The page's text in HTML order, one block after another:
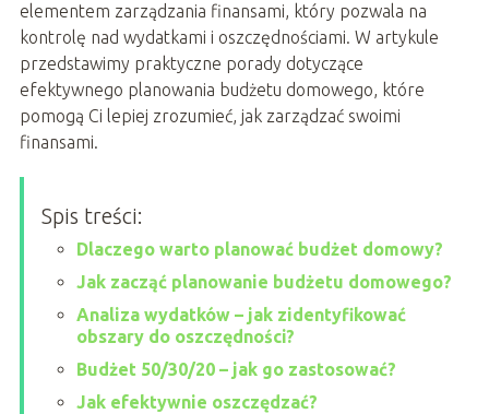
elementem zarządzania finansami, który pozwala na
kontrolę nad wydatkami i oszczędnościami. W artykule
przedstawimy praktyczne porady dotyczące
efektywnego planowania budżetu domowego, które
pomogą Ci lepiej zrozumieć, jak zarządzać swoimi
finansami.
Spis treści:
Dlaczego warto planować budżet domowy?
Jak zacząć planowanie budżetu domowego?
Analiza wydatków – jak zidentyfikować
obszary do oszczędności?
Budżet 50/30/20 – jak go zastosować?
Jak efektywnie oszczędzać?